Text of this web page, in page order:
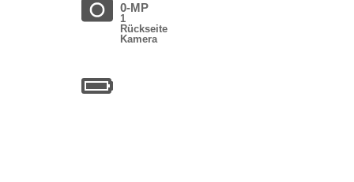
0-MP
1
Rückseite
Kamera